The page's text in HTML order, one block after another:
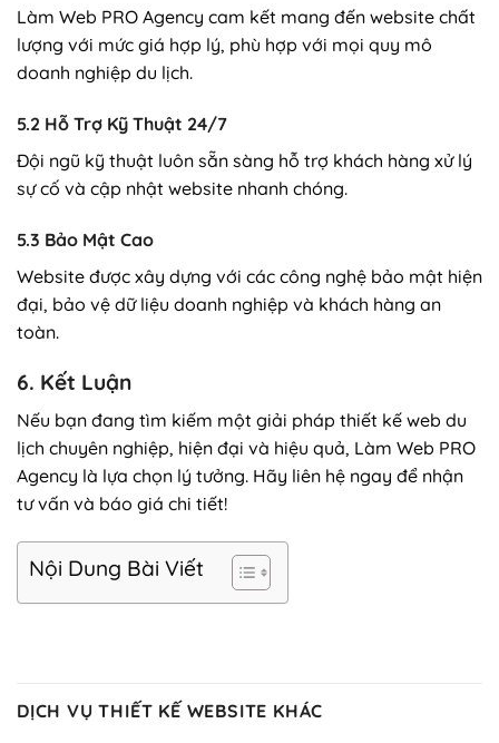
Làm Web PRO Agency cam kết mang đến website chất
lượng với mức giá hợp lý, phù hợp với mọi quy mô
doanh nghiệp du lịch.
5.2 Hỗ Trợ Kỹ Thuật 24/7
Đội ngũ kỹ thuật luôn sẵn sàng hỗ trợ khách hàng xử lý
sự cố và cập nhật website nhanh chóng.
5.3 Bảo Mật Cao
Website được xây dựng với các công nghệ bảo mật hiện
đại, bảo vệ dữ liệu doanh nghiệp và khách hàng an
toàn.
6. Kết Luận
Nếu bạn đang tìm kiếm một giải pháp thiết kế web du
lịch chuyên nghiệp, hiện đại và hiệu quả, Làm Web PRO
Agency là lựa chọn lý tưởng. Hãy liên hệ ngay để nhận
tư vấn và báo giá chi tiết!
Nội Dung Bài Viết
DỊCH VỤ THIẾT KẾ WEBSITE KHÁC